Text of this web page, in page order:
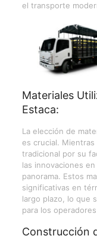
el transporte
Materiales
Estaca:
La elección de
es crucial. Mientras
tradicional por su
las innovaciones
panorama. Estos
significativas en
largo plazo, lo que
para los
Construcción